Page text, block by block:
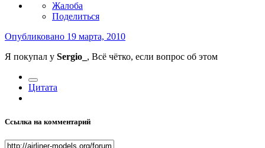
Жалоба
Поделиться
Опубликовано 19 марта, 2010
Я покупал у Sergio_ , Всё чётко, если вопрос об этом
Цитата
Ссылка на комментарий